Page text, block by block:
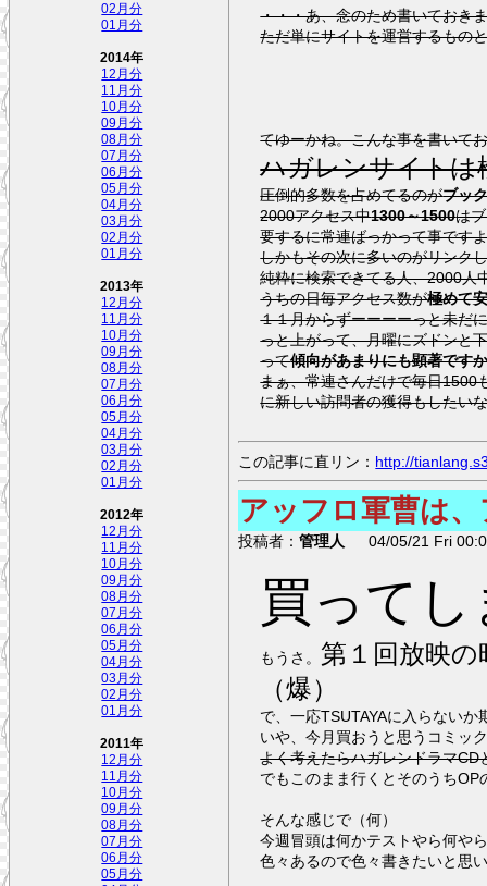
02月分
01月分
2014年
12月分
11月分
10月分
09月分
08月分
07月分
06月分
05月分
04月分
03月分
02月分
01月分
2013年
12月分
11月分
10月分
09月分
08月分
07月分
06月分
05月分
04月分
03月分
02月分
01月分
2012年
12月分
11月分
10月分
09月分
08月分
07月分
06月分
05月分
04月分
03月分
02月分
01月分
2011年
12月分
11月分
10月分
09月分
08月分
07月分
06月分
05月分
・・・あ、念のため書いておき
ただ単にサイトを運営するもの
てゆーかね。こんな事を書いて
ハガレンサイトは
圧倒的多数を占めてるのがブッ
2000アクセス中1300～1500は
要するに常連ばっかって事です
しかもその次に多いのがリンク
純粋に検索できてる人、2000人
うちの日毎アクセス数が極めて
１１月からずーーーーっと未だ
っと上がって、月曜にズドンと
って傾向があまりにも顕著です
まぁ、常連さんだけで毎日1500
に新しい訪問者の獲得もしたい
この記事に直リン： http://
アッフロ軍曹は
投稿者：管理人 04/05/21 Fri
買って
もうさ。 第１回放映
（爆）
で、一応TSUTAYAに入らない
いや、今月買おうと思うコミッ
よく考えたらハガレンドラマCD
でもこのまま行くとそのうち
そんな感じで（何）
今週冒頭は何かテストやら何や
色々あるので色々書きたいと思